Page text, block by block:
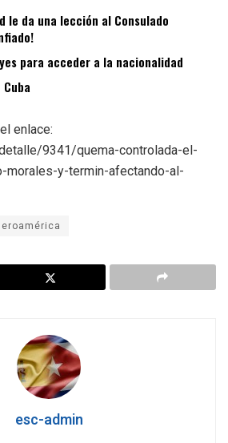
le da una lección al Consulado
para acceder a la nacionalidad
enlace:
9341/quema-controlada-el-
morales-y-termin-afectando-al-
esc-admin